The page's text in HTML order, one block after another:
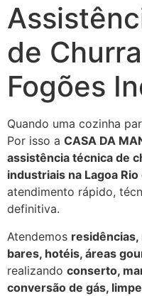
de
Fogões
Quando uma cozinha
Por isso a CASA DA
assistência técnica de
industriais na Lagoa
atendimento rápido,
definitiva.
Atendemos
bares, hotéis, áreas
realizando conserto,
conversão de gás,